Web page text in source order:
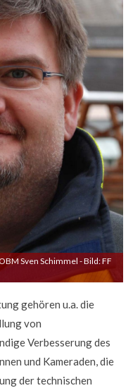
Sven Schimmel - Bild: FF
gehören u.a. die
von
Verbesserung des
und Kameraden, die
der technischen